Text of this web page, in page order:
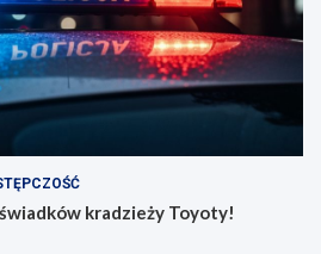
kradzieży Toyoty!